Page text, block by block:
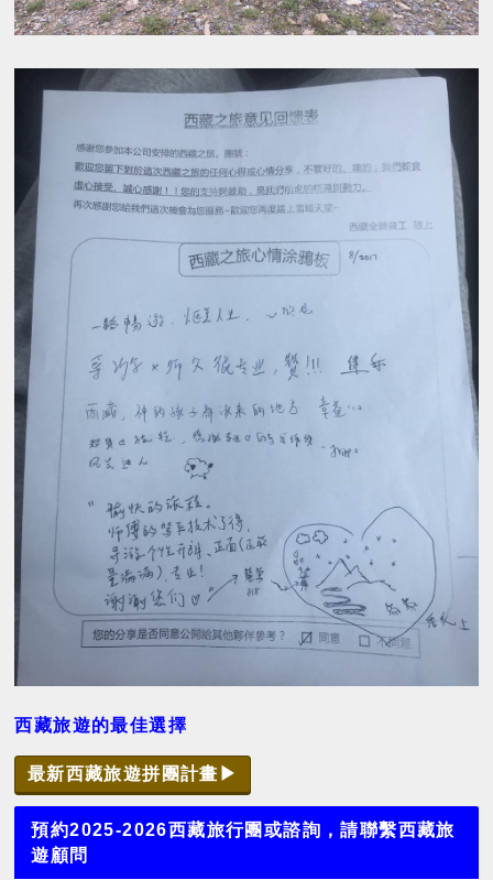
西藏旅遊的最佳選擇
最新西藏旅遊拼團計畫▶
預約2025-2026西藏旅行團或諮詢，請聯繫西藏旅
遊顧問